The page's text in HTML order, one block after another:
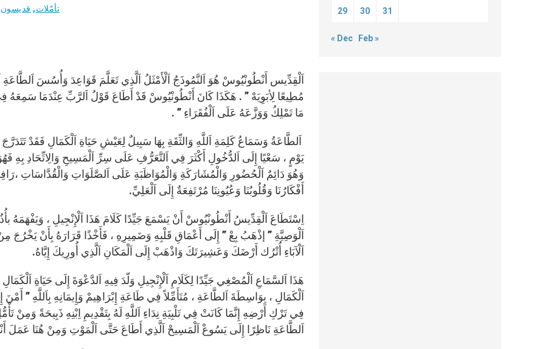
تأمّلات, قديسون
اَلْقِدِّيس أَنْطُونْيُوسْ هُوَ اَلنَّمُوذَجُ اَلْأَمْثَلُ اَلَّذِي تَعَلَّمَ قَوَاعِدَ وَأُسُسَ
مُطِيعًا لِأبَوِيَهْ ” . هَكَذَا كَانَ أَنْطُونْيُوسْ قَدْ أَطَاعَ قَوْلُ اَلرَّبِّ عِنْدَمَا سَمِعَهُ
مَا تَمْلِكُ وَوَزَّعَهُ عَلَى اَلْفُقَرَاءِ ” .
اَلطَّاعَةُ وَسَمَاعُ كَلِمَةِ اَللَّهِ وَالثِّقَةِ بِهَا سَبِيلٌ لِعَيْشِ حَيَاةِ اَلْكَمَالِ فَقَدْ
يَوْمٍ ، سَعْيًا إِلَى اَلدُّخُولِ أَكْثَرَ فِي اَلتَّعَرُّفِ عَلَى سِرِّ اَلْمَسِيحِ وَالِاتِّحَادِ بِهِ
وَهُوَ دَائِمٌ اَلْحُضُورِ وَالْمُشَارَكَةِ وَالْمُوَاظَبَةِ عَلَى اَلصَّلَوَاتِ وَالْقُدَّاسَاتِ
أَفْكَارُنَا وَقُلُوبُنَا وَعُيُونِنَا مُرْتَفِعَةٌ إِلَى اَلْعَلِيِّ.
اِسْتَطَاعَ اَلْقِدِّيسُ أَنْطُونْيُوسْ أَنْ يَسْمَعَ جَيِّدًا كَلَامَ هَذَا اَلْإِنْجِيلِ ، وَيَفْهَمَهُ
اَلْوَصِيَّةِ ” إذْهَبُ بِعْ ” إِلَى أَعْمَاقِ قَلْبِهِ وَضَمِيرِهِ ، فَأَخْذًا قَرَارَهُ بِأَنْ يَخْرُجَ
اَلْآبَاءِ أُتْرُك أَرْضَكَ وَعَشِيرَتَكَ وَاذْهَبْ إِلَى اَلْمَكَانِ اَلَّذِي أُورِيكَ إِيَّاهُ.
هَذَا اَلسَّمَاعِ اَلْمُصْغِي جَيِّدًا لِكَلَامِ اَلْإِنْجِيلِ وَلّدَ فِيهِ اَلدَّعْوَةَ إِلَى حَيَاةِ
اَلْكَمَالِ ، بِوَاسِطَةَ اَلطَّاعَةِ ، مُتَأَمِّلاً فِي طَاعَةِ إِبْرَاهِيمْ وَإِيمَانِهِ بِاَللَّهِ ”
فِي تَرْكِ أَرْضِهِ إِنَّمَا كَانَتْ فِي تَلْبِيَةِ نِدَاءِ اَللَّهِ لَهُ بِتَقْدِيمِ اِبْنِهِ ذَبِيحَةً وَمِنْ
اَلطَّاعَةِ نَاظِرًا إِلَى يَسُوعْ اَلْمَسِيحْ اَلَّذِي أَطَاعَ حَتَّى اَلْمَوْتِ وَمِنْ هُنَا عَمَلَ
29 30 31
« Dec Feb »